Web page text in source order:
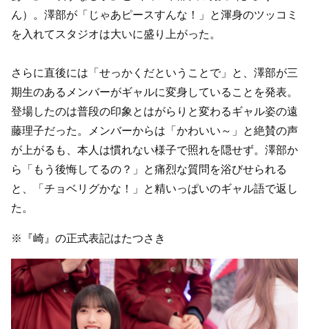
ん）。澤部が「じゃあピースすんな！」と渾身のツッコミ
を入れてスタジオは大いに盛り上がった。
さらに直後には「せっかくだということで」と、澤部が三
期生のあるメンバーがギャルに変身していることを発表。
登場したのは普段の印象とはがらりと変わるギャル姿の遠
藤理子だった。メンバーからは「かわいい～」と絶賛の声
が上がるも、本人は慣れない様子で照れを隠せず。澤部か
ら「もう後悔してるの？」と痛烈な質問を浴びせられる
と、「チョベリグかな！」と精いっぱいのギャル語で返し
た。
※『崎』の正式表記はたつさき